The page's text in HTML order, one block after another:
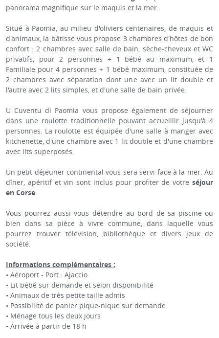
panorama magnifique sur le maquis et la mer.
Situé à Paomia, au milieu d'oliviers centenaires, de maquis et
d'animaux, la bâtisse vous propose 3 chambres d'hôtes de bon
confort : 2 chambres avec salle de bain, sèche-cheveux et WC
privatifs, pour 2 personnes + 1 bébé au maximum, et 1
Familiale pour 4 personnes + 1 bébé maximum, constituée de
2 chambres avec séparation dont une avec un lit double et
l'autre avec 2 lits simples, et d'une salle de bain privée.
U Cuventu di Paomia vous propose également de séjourner
dans une roulotte traditionnelle pouvant accueillir jusqu'à 4
personnes. La roulotte est équipée d'une salle à manger avec
kitchenette, d'une chambre avec 1 lit double et d'une chambre
avec lits superposés.
Un petit déjeuner continental vous sera servi face à la mer. Au
dîner, apéritif et vin sont inclus pour profiter de votreséjour
en Corse.
Vous pourrez aussi vous détendre au bord de sa piscine ou
bien dans sa pièce à vivre commune, dans laquelle vous
pourrez trouver télévision, bibliothèque et divers jeux de
société.
Informations complémentaires :
• Aéroport - Port : Ajaccio
• Lit bébé sur demande et selon disponibilité
• Animaux de très petite taille admis
• Possibilité de panier pique-nique sur demande
• Ménage tous les deux jours
• Arrivée à partir de 18 h